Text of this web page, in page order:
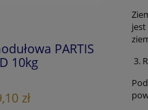
PARTIS
10kg
zł